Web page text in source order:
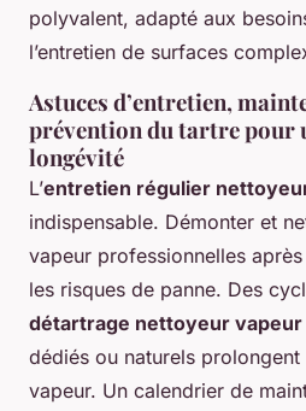
polyvalent, adapté aux
l’entretien de surfaces
Astuces d’entretien,
prévention du tartre pour
longévité
L’entretien régulier
indispensable. Démonter et
vapeur professionnelles
les risques de panne. Des
détartrage nettoyeur vapeur
dédiés ou naturels
vapeur. Un calendrier de